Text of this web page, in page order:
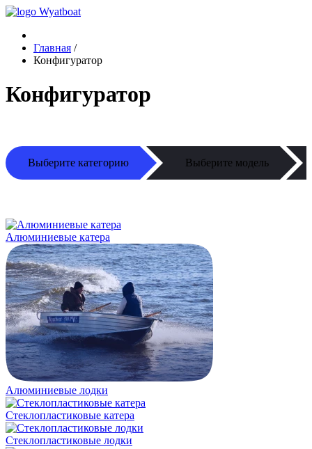
Главная /
Конфигуратор
Конфигуратор
Выберите категорию Выберите модель
Алюминиевые катера
Алюминиевые лодки
Cтеклопластиковые катера
Стеклопластиковые лодки